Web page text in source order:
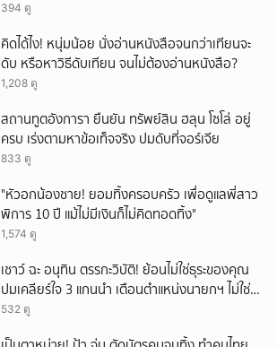
394 ดู
คิดได้ไง! หนุ่มน้อย นั่งอ่านหนังสือจนกว่าเทียนจะ
ดับ หรือหาวิธีดับเทียน จนไม่ต้องอ่านหนังสือ?
1,208 ดู
สถานทูตอังการา ยืนยัน ทรัพย์สิน ฮลุน โซโล่ อยู่
ครบ เร่งตามหาข้อเท็จจริง ปมดับที่จอร์เจีย
833 ดู
"หัวอกน้องชาย! ยอมทิ้งครอบครัว เพื่อดูแลพี่สาว
พิการ 10 ปี แม้ไม่มีเงินก็ไม่คิดทอดทิ้ง"
1,574 ดู
เชาว์ ฉะ อนุทิน ตรรกะวิบัติ! ย้อนไม่ใช่ธุระของคุณ
ปมเคลียร์ใจ 3 แกนนำ เตือนตำแหน่งนายกฯ ไม่ใช่
เรื่องในครอบครัว
532 ดู